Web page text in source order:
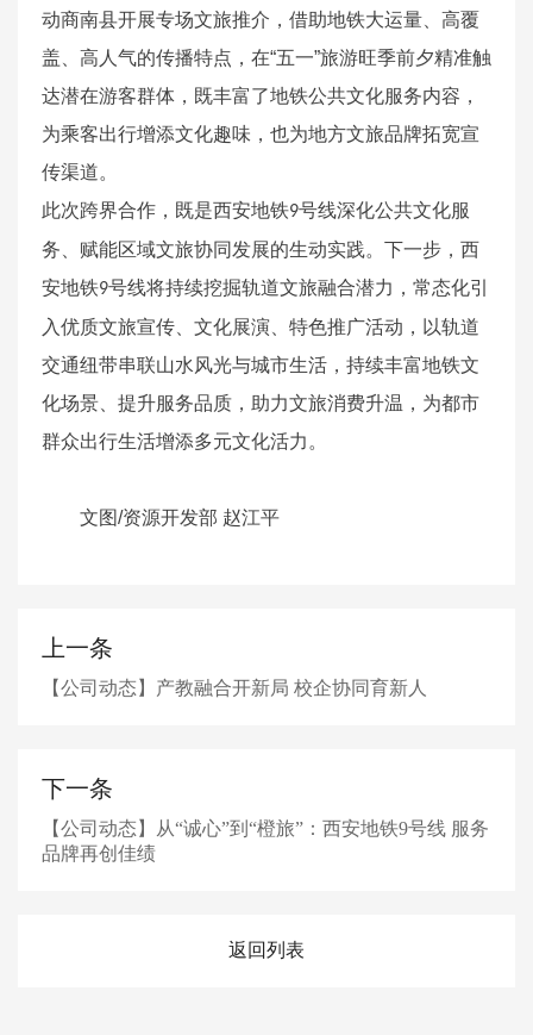
动商南县开展专场文旅推介，借助地铁大运量、高覆
盖、高人气的传播特点，在“五一”旅游旺季前夕精准触
达潜在游客群体，既丰富了地铁公共文化服务内容，
为乘客出行增添文化趣味，也为地方文旅品牌拓宽宣
传渠道。
此次跨界合作，既是西安地铁9号线深化公共文化服
务、赋能区域文旅协同发展的生动实践。下一步，西
安地铁9号线将持续挖掘轨道文旅融合潜力，常态化引
入优质文旅宣传、文化展演、特色推广活动，以轨道
交通纽带串联山水风光与城市生活，持续丰富地铁文
化场景、提升服务品质，助力文旅消费升温，为都市
群众出行生活增添多元文化活力。
文图/资源开发部 赵江平
上一条
【公司动态】产教融合开新局 校企协同育新人
下一条
【公司动态】从“诚心”到“橙旅”：西安地铁9号线 服务
品牌再创佳绩
返回列表